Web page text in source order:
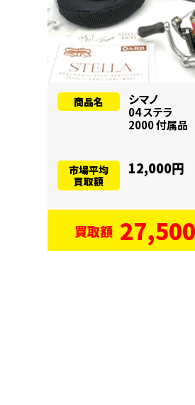
商品名 シマノ
04 ステラ
2000 付属品
市場平均
買取額
12,000円
買取額